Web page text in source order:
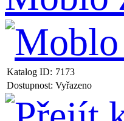
Katalog ID: 7173
Dostupnost: Vyřazeno